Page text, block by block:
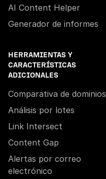
AI Content Helper
Generador de informes
HERRAMIENTAS Y
CARACTERÍSTICAS
ADICIONALES
Comparativa de dominios
Análisis por lotes
Link Intersect
Content Gap
Alertas por correo
electrónico